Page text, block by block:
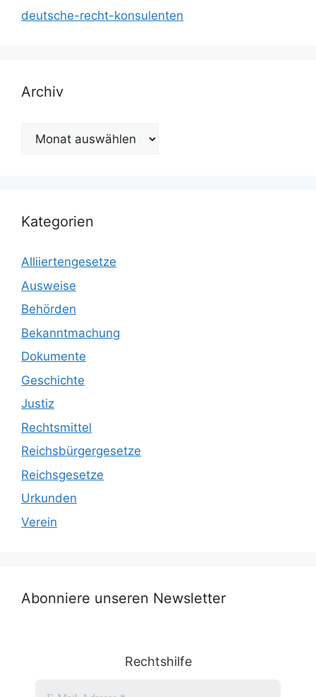
deutsche-recht-konsulenten
Archiv
Archiv
Kategorien
Alliiertengesetze
Ausweise
Behörden
Bekanntmachung
Dokumente
Geschichte
Justiz
Rechtsmittel
Reichsbürgergesetze
Reichsgesetze
Urkunden
Verein
Abonniere unseren Newsletter
Rechtshilfe